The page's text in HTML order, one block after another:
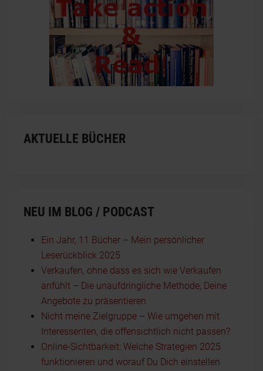
AKTUELLE BÜCHER
NEU IM BLOG / PODCAST
Ein Jahr, 11 Bücher – Mein persönlicher
Leserückblick 2025
Verkaufen, ohne dass es sich wie Verkaufen
anfühlt – Die unaufdringliche Methode, Deine
Angebote zu präsentieren
Nicht meine Zielgruppe – Wie umgehen mit
Interessenten, die offensichtlich nicht passen?
Online-Sichtbarkeit: Welche Strategien 2025
funktionieren und worauf Du Dich einstellen